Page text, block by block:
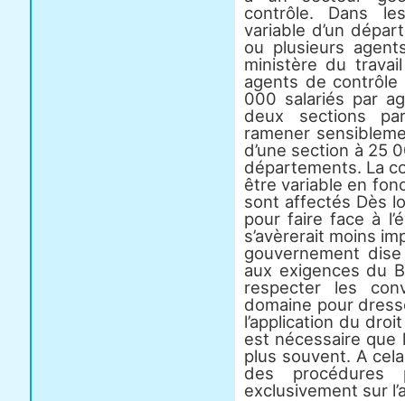
contrôle. Dans
variable d’un
ou plusieurs
ministère du
agents de contrôle
000 salariés par
deux sections
ramener
d’une section à 25
départements. La
être variable en
sont affectés Dès
pour faire face à
s’avèrerait moins
gouvernement
aux exigences du
respecter les
domaine pour
l’application du
est nécessaire que
plus souvent. A
des procédures
exclusivement sur